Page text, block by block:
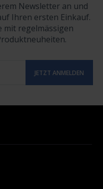
Newsletter an und
Ihren ersten Einkauf.
mit regelmässigen